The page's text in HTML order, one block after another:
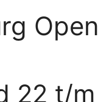
22 t/